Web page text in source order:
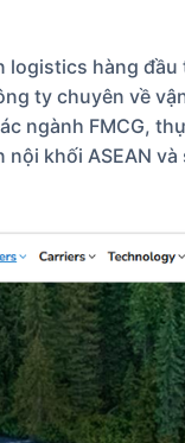
logistics hàng
ty chuyên về
ngành FMCG,
khối ASEAN và